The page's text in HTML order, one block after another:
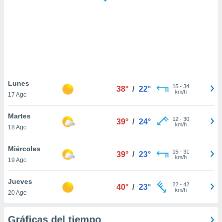
únicos
similares
como
IP
posible
traten tus
en
Para
Lunes
17 Ago
38° / 22° 15- 34
km/h
Martes
18 Ago
39° / 24° 12- 30
km/h
Miércoles
19 Ago
39° / 23° 15- 31
km/h
Jueves
20 Ago
40° / 23° 22- 42
km/h
Gráficas del tiempo